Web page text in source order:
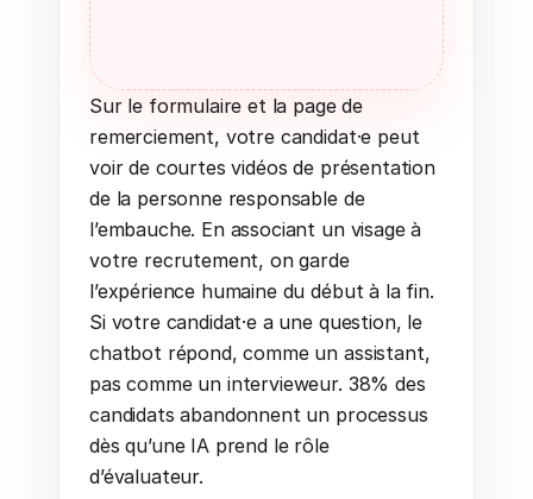
Sur le formulaire et la page de
remerciement, votre candidat·e peut
voir de courtes vidéos de présentation
de la personne responsable de
l’embauche. En associant un visage à
votre recrutement, on garde
l’expérience humaine du début à la fin.
Si votre candidat·e a une question, le
chatbot répond, comme un assistant,
pas comme un intervieweur. 38% des
candidats abandonnent un processus
dès qu’une IA prend le rôle
d’évaluateur.